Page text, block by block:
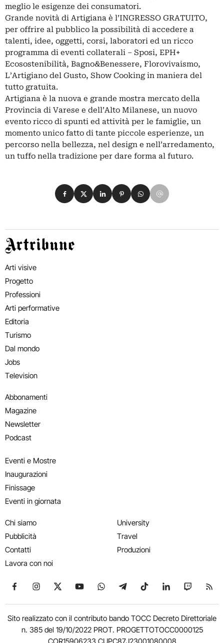
meglio le esigenze dei consumatori.
Grande novità di Artigiana è l’INGRESSO GRATUITO,
per offrire al pubblico la possibilità di accedere a
talenti, idee, oggetti, corsi, laboratori ed un ricco
programma di eventi collaterali – Sposi, EPH+
Ecosostenibilità, Bagno&Benessere, Florovivaismo,
L’Artigiano del Gusto, Show Cooking in maniera del
tutto gratuita.
Artigiana è la nuova e grande mostra mercato della
Provincia di Varese e dell’Alto Milanese, un nuovo
evento ricco di spunti ed attività per le famiglie, un
momento unico fatto di tante piccole esperienze, un
percorso nella bellezza, nel design e nell’arredamento,
un tuffo nella tradizione per dare forma al futuro.
Condividi su Facebook
Condividi su X
Condividi su LinkedIn
Condividi su Pinterest
Condividi su WhatsApp
Condividi su Email
Artribune
Arti visive
Progetto
Professioni
Arti performative
Editoria
Turismo
Dal mondo
Jobs
Television
Abbonamenti
Magazine
Newsletter
Podcast
Eventi e Mostre
Inaugurazioni
Finissage
Eventi in giornata
Chi siamo
Pubblicità
Contatti
Lavora con noi
University
Travel
Produzioni
Seguici su Facebook
Seguici su Instagram
Seguici su X
Seguici su YouTube
Seguici su WhatsApp
Seguici su Telegram
Seguici su TikTok
Seguici su
Seguici
Sito realizzato con il contributo bando TOCC Decreto Direttoriale
n. 385 del 19/10/2022 PROT. PROGETTOTOCC0000125